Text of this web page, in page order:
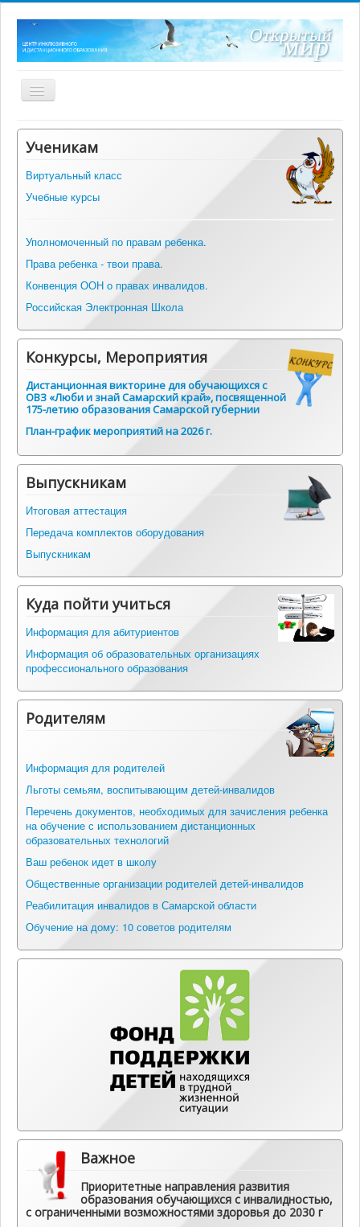
Включить/
выключить
Главная
О центре
Нормативные документы
Оборудование
Информация
Альманах инклюзивных практик
Контакты
Ученикам
Виртуальный класс
Учебные курсы
Уполномоченный по правам ребенка.
Права ребенка - твои права.
Конвенция ООН о правах инвалидов.
Российская Электронная Школа
Конкурсы, Мероприятия
Дистанционная викторине для обучающихся с
ОВЗ «Люби и знай Самарский край», посвященной
175-летию образования Самарской губернии
План-график мероприятий на 2026 г.
Выпускникам
Итоговая аттестация
Передача комплектов оборудования
Выпускникам
Куда пойти учиться
Информация для абитуриентов
Информация об образовательных организациях
профессионального образования
Родителям
Информация для родителей
Льготы семьям, воспитывающим детей-инвалидов
Перечень документов, необходимых для зачисления ребенка
на обучение с использованием дистанционных
образовательных технологий
Ваш ребенок идет в школу
Общественные организации родителей детей-инвалидов
Реабилитация инвалидов в Самарской области
Обучение на дому: 10 советов родителям
Важное
Приоритетные направления развития
образования обучающихся с инвалидностью,
с ограниченными возможностями здоровья до 2030 г